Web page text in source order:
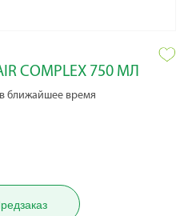
COMPLEX 750 МЛ
ближайшее время